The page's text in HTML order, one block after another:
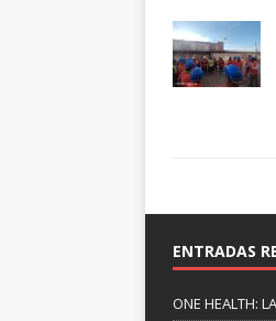
ENTRADAS
ONE HEALTH: